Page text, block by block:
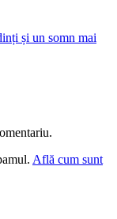
și un somn mai
Află cum sunt